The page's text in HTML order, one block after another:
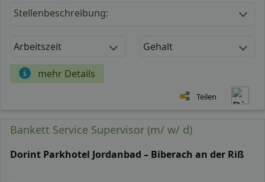
Stellenbeschreibung:
Arbeitszeit Gehalt
mehr Details
Teilen
Bankett Service Supervisor (m/ w/ d)
Dorint Parkhotel Jordanbad – Biberach an der Riß